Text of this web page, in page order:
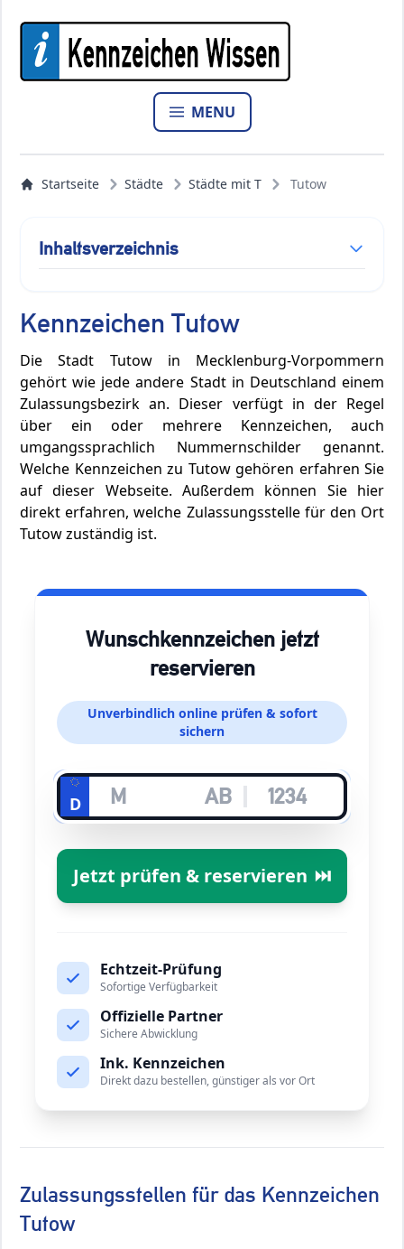
MENU
Startseite Städte Städte mit T Tutow
Kennzeichen Tutow
Die Stadt Tutow in Mecklenburg-Vorpommern
gehört wie jede andere Stadt in Deutschland einem
Zulassungsbezirk an. Dieser verfügt in der Regel
über ein oder mehrere Kennzeichen, auch
umgangssprachlich Nummernschilder genannt.
Welche Kennzeichen zu Tutow gehören erfahren Sie
auf dieser Webseite. Außerdem können Sie hier
direkt erfahren, welche Zulassungsstelle für den Ort
Tutow zuständig ist.
Wunschkennzeichen jetzt
reservieren
Unverbindlich online prüfen & sofort
sichern
D
Jetzt prüfen & reservieren ⏭️
Echtzeit-Prüfung
Sofortige Verfügbarkeit
Offizielle Partner
Sichere Abwicklung
Ink. Kennzeichen
Direkt dazu bestellen, günstiger als vor Ort
Zulassungsstellen für das Kennzeichen
Tutow
Inhaltsverzeichnis